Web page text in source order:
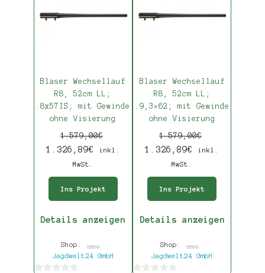
Blaser Wechsellauf
R8, 52cm LL;
.8x57IS; mit Gewinde
ohne Visierung
1.579,00€
1.326,89€
inkl.
MwSt.
Ins Projekt
Details anzeigen
Shop:
Jagdwelt24 GmbH
Blaser Wechsellauf
R8, 52cm LL;
.9,3×62; mit Gewinde
ohne Visierung
1.579,00€
1.326,89€
inkl.
MwSt.
Ins Projekt
Details anzeigen
Shop:
Jagdwelt24 GmbH